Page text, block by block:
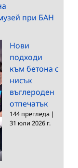
при БАН
Нови
подходи
към бетона с
нисък
въглероден
отпечатък
144 прегледа |
31 юли 2026 г.